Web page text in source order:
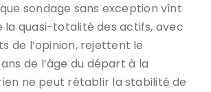
sondage sans exception vînt
la quasi-totalité des actifs, avec
de l’opinion, rejettent le
de l’âge du départ à la
ne peut rétablir la stabilité de